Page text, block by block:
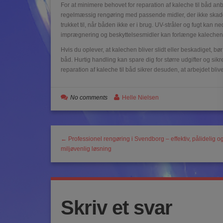
For at minimere behovet for reparation af kaleche til båd
regelmæssig rengøring med passende midler, der ikke
trukket til, når båden ikke er i brug. UV-stråler og fugt kan
imprægnering og beskyttelsesmidler kan forlænge
Hvis du oplever, at kalechen bliver slidt eller beskadiget,
båd. Hurtig handling kan spare dig for større udgifter og
reparation af kaleche til båd sikrer desuden, at arbejdet
No comments Helle Nielsen
← Professionel rengøring i Svendborg – effektiv, pålidelig og
miljøvenlig løsning
Skriv et svar